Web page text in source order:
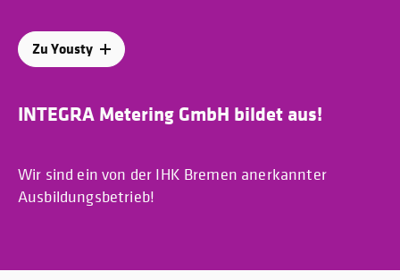
Zu Yousty
INTEGRA Metering GmbH bildet aus!
Wir sind ein von der IHK Bremen anerkannter
Ausbildungsbetrieb!